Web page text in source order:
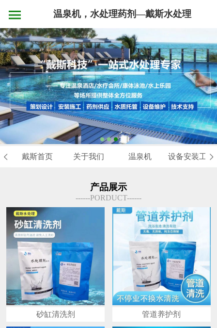
温泉机，水处理药剂—戴斯水处理
戴斯首页 关于我们 温泉机 设备安装工程
产品展示
------PORDUCT------
砂缸清洗剂 管道养护剂